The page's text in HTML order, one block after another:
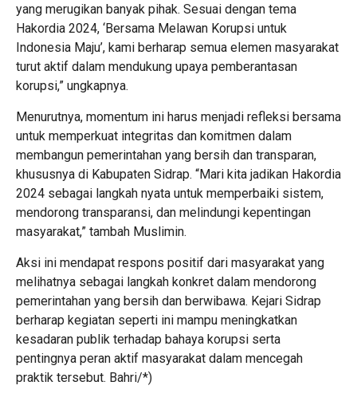
yang merugikan banyak pihak. Sesuai dengan tema
Hakordia 2024, ‘Bersama Melawan Korupsi untuk
Indonesia Maju’, kami berharap semua elemen masyarakat
turut aktif dalam mendukung upaya pemberantasan
korupsi,” ungkapnya.
Menurutnya, momentum ini harus menjadi refleksi bersama
untuk memperkuat integritas dan komitmen dalam
membangun pemerintahan yang bersih dan transparan,
khususnya di Kabupaten Sidrap. “Mari kita jadikan Hakordia
2024 sebagai langkah nyata untuk memperbaiki sistem,
mendorong transparansi, dan melindungi kepentingan
masyarakat,” tambah Muslimin.
Aksi ini mendapat respons positif dari masyarakat yang
melihatnya sebagai langkah konkret dalam mendorong
pemerintahan yang bersih dan berwibawa. Kejari Sidrap
berharap kegiatan seperti ini mampu meningkatkan
kesadaran publik terhadap bahaya korupsi serta
pentingnya peran aktif masyarakat dalam mencegah
praktik tersebut. Bahri/*)